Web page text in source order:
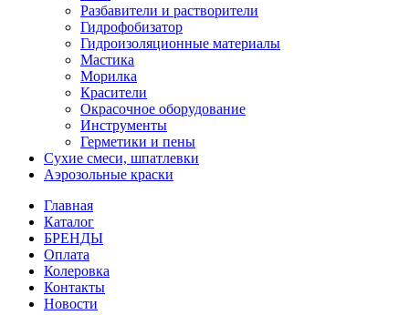
Разбавители и растворители
Гидрофобизатор
Гидроизоляционные материалы
Мастика
Морилка
Красители
Окрасочное оборудование
Инструменты
Герметики и пены
Сухие смеси, шпатлевки
Аэрозольные краски
Главная
Каталог
БРЕНДЫ
Оплата
Колеровка
Контакты
Новости